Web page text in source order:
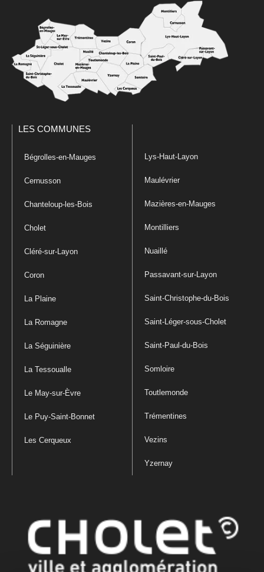
LES COMMUNES
Bégrolles-en-Mauges
Cernusson
Chanteloup-les-Bois
Cholet
Cléré-sur-Layon
Coron
La Plaine
La Romagne
La Séguinière
La Tessoualle
Le May-sur-Èvre
Le Puy-Saint-Bonnet
Les Cerqueux
Lys-Haut-Layon
Maulévrier
Mazières-en-Mauges
Montilliers
Nuaillé
Passavant-sur-Layon
Saint-Christophe-du-Bois
Saint-Léger-sous-Cholet
Saint-Paul-du-Bois
Somloire
Toutlemonde
Trémentines
Vezins
Yzernay